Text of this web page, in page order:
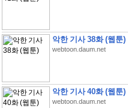
악한 기사 38화 (웹툰)
webtoon.daum.net
악한 기사 40화 (웹툰)
webtoon.daum.net